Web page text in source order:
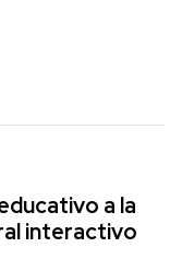
a la
interactivo